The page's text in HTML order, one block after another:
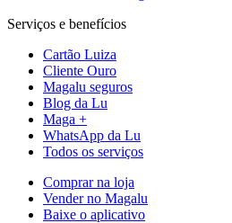
Serviços e benefícios
Cartão Luiza
Cliente Ouro
Magalu seguros
Blog da Lu
Maga +
WhatsApp da Lu
Todos os serviços
Comprar na loja
Vender no Magalu
Baixe o aplicativo